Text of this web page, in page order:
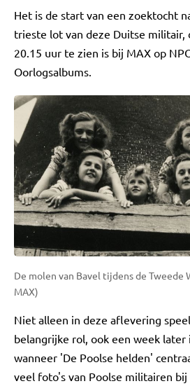
Het is de start van een zoektocht
trieste lot van deze Duitse militair,
20.15 uur te zien is bij MAX op
Oorlogsalbums.
De molen van Bavel tijdens de
MAX)
Niet alleen in deze aflevering
belangrijke rol, ook een week later
wanneer 'De Poolse helden'
veel foto's van Poolse militairen